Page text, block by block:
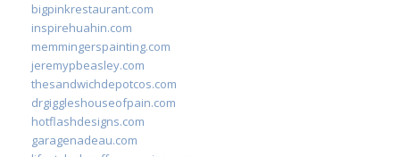
bigpinkrestaurant.com
inspirehuahin.com
memmingerspainting.com
jeremypbeasley.com
thesandwichdepotcos.com
drgiggleshouseofpain.com
hotflashdesigns.com
garagenadeau.com